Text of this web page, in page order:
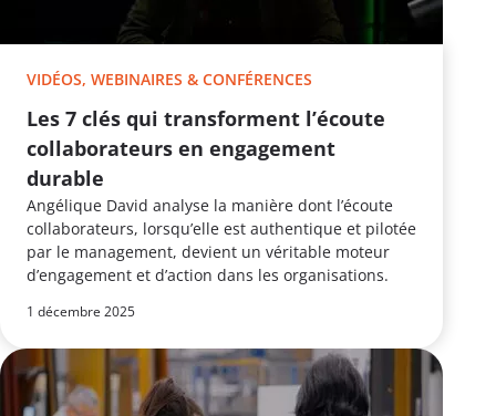
VIDÉOS, WEBINAIRES & CONFÉRENCES
Les 7 clés qui transforment l’écoute
collaborateurs en engagement
durable
Angélique David analyse la manière dont l’écoute
collaborateurs, lorsqu’elle est authentique et pilotée
par le management, devient un véritable moteur
d’engagement et d’action dans les organisations.
1 décembre 2025